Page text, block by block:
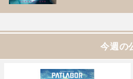
今週の